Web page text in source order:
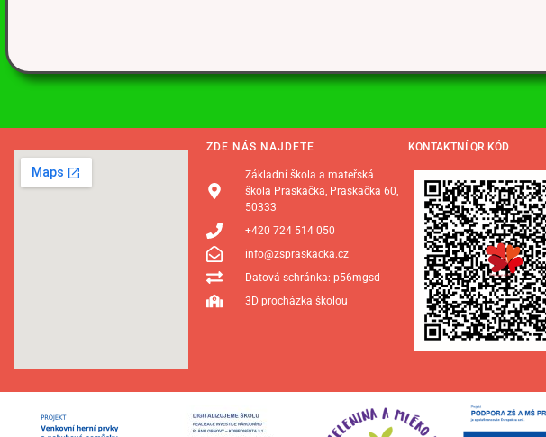
ZDE NÁS NAJDETE
Základní škola a mateřská
škola Praskačka, Praskačka 60,
50333
+420 724 514 050
info@zspraskacka.cz
Datová schránka: p56mgsd
3D procházka školou
KONTAKTNÍ QR KÓD